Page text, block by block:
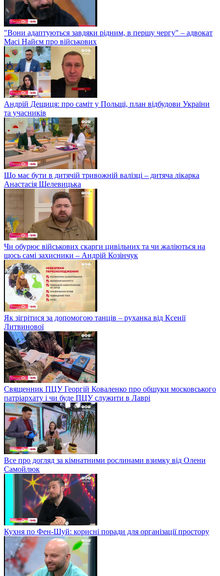
"Вони адаптуються завдяки рідним, в першу чергу" – адвокат
Масі Найєм про військових
Андрій Дещиця: про саміт у Польщі, план відбудови України
та учасників
Що має бути в дитячій тривожній валізці – дитяча лікарка
Анастасія Шелевицька
Чи обурює військових скарги цивільних та чи жаліються на
щось самі захисники – Андрій Козінчук
Як зігрітися за допомогою танців – руханка від Ксенії
Литвинової
Священник ПЦУ Георгій Коваленко про обшуки московського
патріархату і чи буде ПЦУ служити в Лаврі
Все про догляд за кімнатними рослинами взимку від Олени
Самойлюк
Кухня по Фен-Шуй: корисні поради для організації простору